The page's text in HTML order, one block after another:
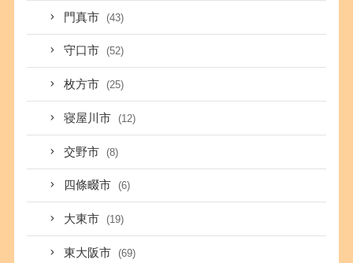
門真市 (43)
守口市 (52)
枚方市 (25)
寝屋川市 (12)
交野市 (8)
四條畷市 (6)
大東市 (19)
東大阪市 (69)